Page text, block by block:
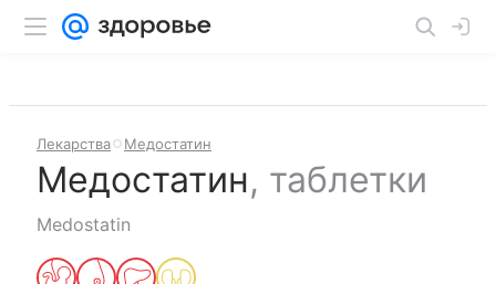
Лекарства Медостатин
Медостатин, таблетки
Medostatin